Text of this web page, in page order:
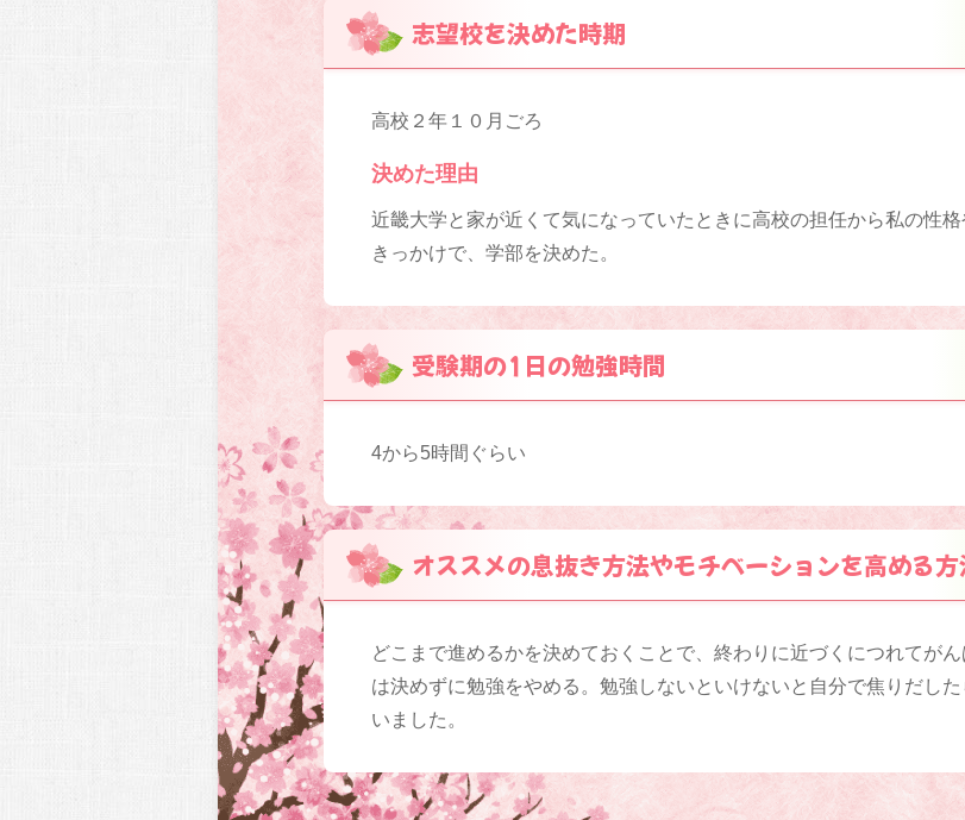
志望校を決めた時期
高校２年１０月ごろ
決めた理由
近畿大学と家が近くて気になっていたときに高校の担任から私の性
きっかけで、学部を決めた。
受験期の1日の勉強時間
4から5時間ぐらい
オススメの息抜き方法やモチベーションを高める方
どこまで進めるかを決めておくことで、終わりに近づくにつれてが
は決めずに勉強をやめる。勉強しないといけないと自分で焦りだし
いました。